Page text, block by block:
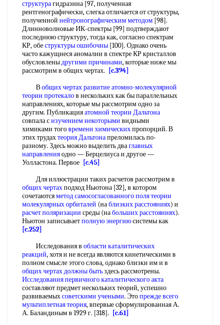
структурагидразина [97, полученная
рентгенографически, слегка отличается от структуры,
полученной нейтронографическим методом [98].
Длинноволновые ИК-спектры [99] подтверждают
последнюю структуру, тогда как, согласно спектрам
КР, обеструктуры ошибочны [100]. Однако очень
часто кажущиеся аномалии в спектре КР кристаллов
обусловленыдругими причинами, которые ниже мы
рассмотрим в общих чертах.
[c.394]
Вобщих чертахразвитие атомно-молекулярной
теории протекалов нескольких как бы параллельных
направлениях, которые мы рассмотрим одно за
другим. Публикацияатомной теории Дальтона
совпала сизучением некоторыми видными
химиками тоговремени химическихпропорций. В
этих трудахтеория Дальтонапреломилась по-
разному. Здесь можно выделить дваглавных
направленияодно — Берцелиуса и другое —
Уолластона. Первое [c.45]
Для иллюстрации таких расчетов рассмотрим в
общих чертахподход Ньютона [32], в котором
сочетаютсяметод самосогласованногополя теории
молекулярных орбиталей (наблизких расстояниях) и
расчет поляризации среды (набольших расстояниях).
Ньютон записываетполную энергиюсистемы как
[c.252]
Исследования в области каталитических
реакций, хотя и не всегда являются кинетическими в
полном смысле этого слова, однако близки им и в
общих чертахдолжны бытьздесь рассмотрены.
Исследования первичногокаталитического акта
составляют предмет нескольких теорий, успешно
развиваемыхсоветскими учеными. Этопрежде всего
мультиплетная теория, впервые сформулированная А.
А. Баландиным в 1929 г. [318].
[c.61]